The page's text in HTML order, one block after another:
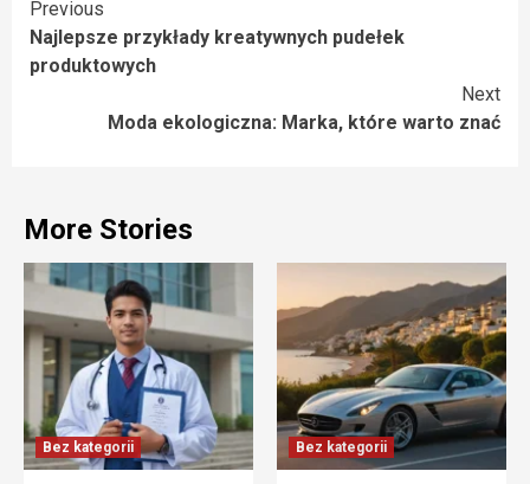
Continue
Reading
Previous
Najlepsze przykłady kreatywnych pudełek
produktowych
Next
Moda ekologiczna: Marka, które warto znać
More Stories
Bez kategorii Bez kategorii